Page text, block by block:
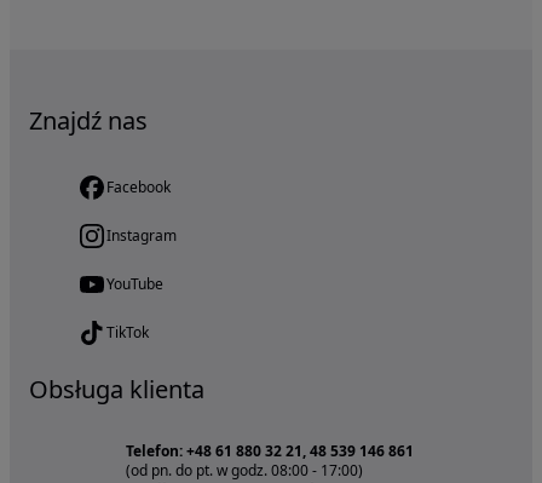
Znajdź nas
Facebook
Instagram
YouTube
TikTok
Obsługa klienta
Telefon: +48 61 880 32 21, 48 539 146 861
(od pn. do pt. w godz. 08:00 - 17:00)